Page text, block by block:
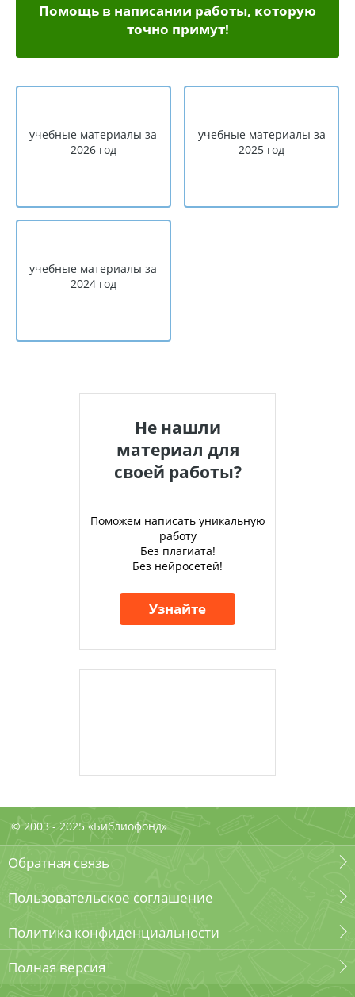
Помощь в написании работы, которую
точно примут!
учебные материалы за
2026 год
учебные материалы за
2025 год
учебные материалы за
2024 год
Не нашли
материал для
своей работы?
Поможем написать уникальную
работу
Без плагиата!
Без нейросетей!
Узнайте
© 2003 - 2025 «Библиофонд»
Обратная связь
Пользовательское соглашение
Политика конфиденциальности
Полная версия